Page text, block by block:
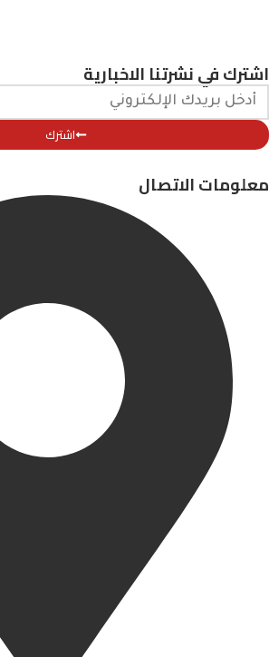
اشترك في نشرتنا الاخبارية
اشترك
معلومات الاتصال